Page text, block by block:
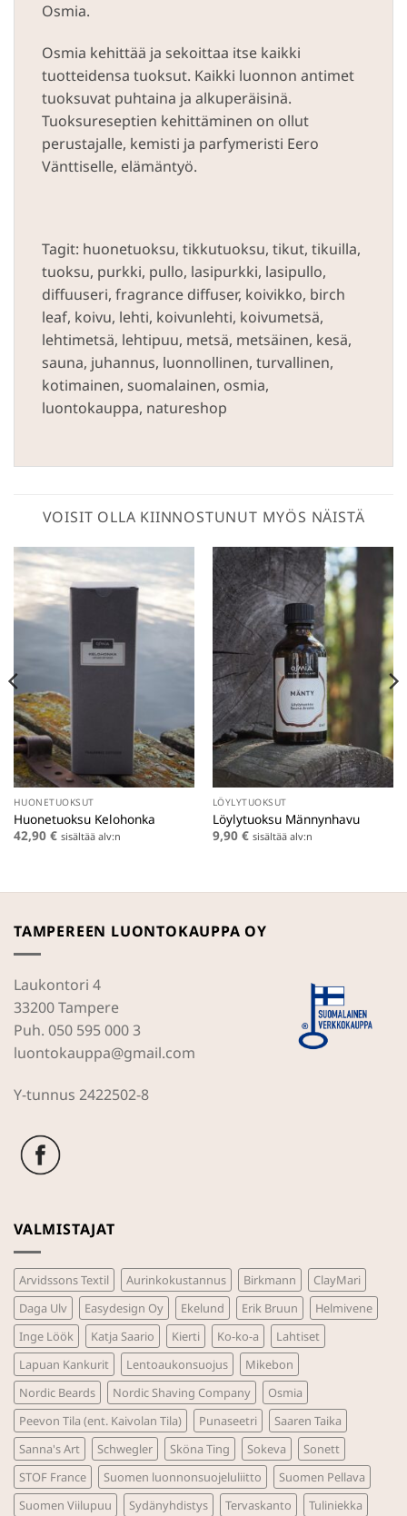
Osmia.
Osmia kehittää ja sekoittaa itse kaikki
tuotteidensa tuoksut. Kaikki luonnon antimet
tuoksuvat puhtaina ja alkuperäisinä.
Tuoksureseptien kehittäminen on ollut
perustajalle, kemisti ja parfymeristi Eero
Vänttiselle, elämäntyö.
Tagit: huonetuoksu, tikkutuoksu, tikut, tikuilla,
tuoksu, purkki, pullo, lasipurkki, lasipullo,
diffuuseri, fragrance diffuser, koivikko, birch
leaf, koivu, lehti, koivunlehti, koivumetsä,
lehtimetsä, lehtipuu, metsä, metsäinen, kesä,
sauna, juhannus, luonnollinen, turvallinen,
kotimainen, suomalainen, osmia,
luontokauppa, natureshop
VOISIT OLLA KIINNOSTUNUT MYÖS NÄISTÄ
HUONETUOKSUT
Huonetuoksu Kelohonka
42,90 € sisältää alv:n
LÖYLYTUOKSUT
Löylytuoksu Männynhavu
9,90 € sisältää alv:n
TAMPEREEN LUONTOKAUPPA OY
Laukontori 4
33200 Tampere
Puh. 050 595 000 3
luontokauppa@gmail.com
Y-tunnus 2422502-8
VALMISTAJAT
Arvidssons Textil Aurinkokustannus Birkmann
ClayMari
Daga Ulv
Easydesign Oy Ekelund Erik Bruun
Helmivene
Inge Löök
Katja Saario Kierti Ko-ko-a
Lahtiset
Lapuan Kankurit
Lentoaukonsuojus
Mikebon
Nordic Beards
Nordic Shaving Company
Osmia
Peevon Tila (ent. Kaivolan Tila)
Punaseetri
Saaren Taika
Sanna's Art
Schwegler Sköna Ting Sokeva
Sonett
STOF France
Suomen luonnonsuojeluliitto
Suomen Pellava
Suomen Viilupuu
Sydänyhdistys Tervaskanto Tuliniekka